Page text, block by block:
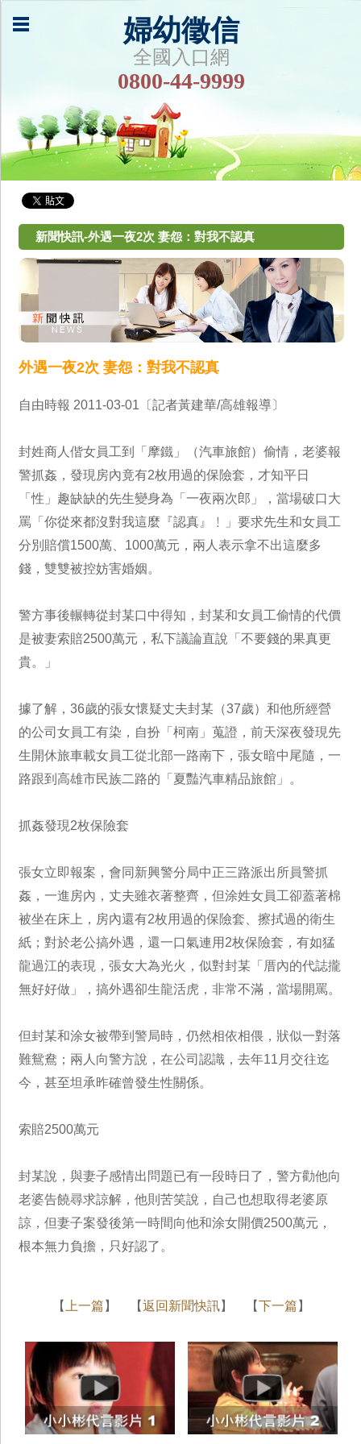
婦幼徵信
全國入口網
0800-44-9999
新聞快訊-外遇一夜2次 妻怨：對我不認真
外遇一夜2次 妻怨：對我不認真
自由時報 2011-03-01〔記者黃建華/高雄報導〕
封姓商人偕女員工到「摩鐵」（汽車旅館）偷情，老婆報
警抓姦，發現房內竟有2枚用過的保險套，才知平日
「性」趣缺缺的先生變身為「一夜兩次郎」，當場破口大
罵「你從來都沒對我這麼『認真』﹗」要求先生和女員工
分別賠償1500萬、1000萬元，兩人表示拿不出這麼多
錢，雙雙被控妨害婚姻。
警方事後輾轉從封某口中得知，封某和女員工偷情的代價
是被妻索賠2500萬元，私下議論直說「不要錢的果真更
貴。」
據了解，36歲的張女懷疑丈夫封某（37歲）和他所經營
的公司女員工有染，自扮「柯南」蒐證，前天深夜發現先
生開休旅車載女員工從北部一路南下，張女暗中尾隨，一
路跟到高雄市民族二路的「夏豔汽車精品旅館」。
抓姦發現2枚保險套
張女立即報案，會同新興警分局中正三路派出所員警抓
姦，一進房內，丈夫雖衣著整齊，但涂姓女員工卻蓋著棉
被坐在床上，房內還有2枚用過的保險套、擦拭過的衛生
紙；對於老公搞外遇，還一口氣連用2枚保險套，有如猛
龍過江的表現，張女大為光火，似對封某「厝內的代誌攏
無好好做」，搞外遇卻生龍活虎，非常不滿，當場開罵。
但封某和涂女被帶到警局時，仍然相依相偎，狀似一對落
難鴛鴦；兩人向警方說，在公司認識，去年11月交往迄
今，甚至坦承昨確曾發生性關係。
索賠2500萬元
封某說，與妻子感情出問題已有一段時日了，警方勸他向
老婆告饒尋求諒解，他則苦笑說，自己也想取得老婆原
諒，但妻子案發後第一時間向他和涂女開價2500萬元，
根本無力負擔，只好認了。
【 上一篇 】 【返回新聞快訊】 【下一篇 】